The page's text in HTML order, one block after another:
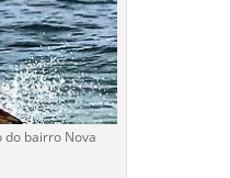
do bairro Nova